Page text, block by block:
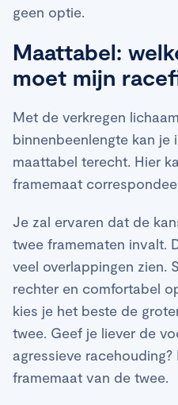
geen optie.
Maattabel:
moet mijn
Met de verkregen
binnenbeenlengte kan je
maattabel terecht. Hier
framemaat
Je zal ervaren dat de
twee framematen invalt.
veel overlappingen zien.
rechter en comfortabel
kies je het beste de
twee. Geef je liever de
agressieve
framemaat van de twee.